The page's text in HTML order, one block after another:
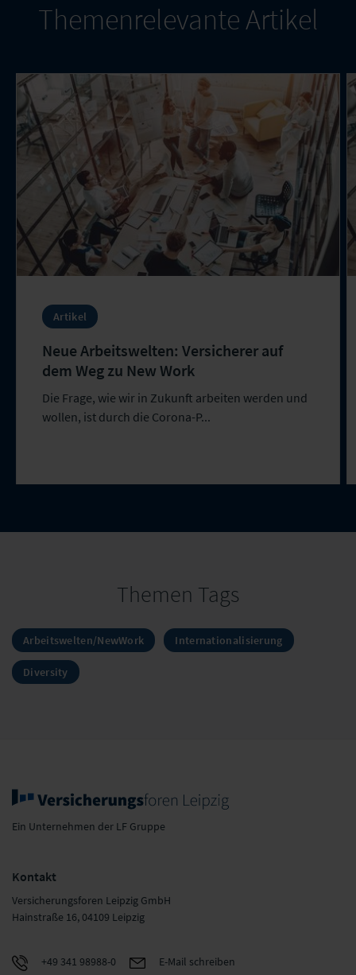
Themenrelevante Artikel
Artikel
Neue Arbeitswelten: Versicherer auf
dem Weg zu New Work
Die Frage, wie wir in Zukunft arbeiten werden und
wollen, ist durch die Corona-P...
Themen Tags
Arbeitswelten/NewWork Internationalisierung
Diversity
Ein Unternehmen der LF Gruppe
Kontakt
Versicherungsforen Leipzig GmbH
Hainstraße 16, 04109 Leipzig
+49 341 98988-0 E-Mail schreiben